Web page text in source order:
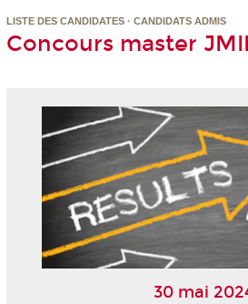
LISTE DES CANDIDATES · CANDIDATS ADMIS
Concours master
30 mai